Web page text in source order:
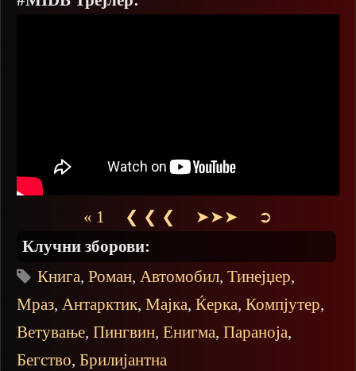
« 1 ❮ ❮ ❮ ➤➤➤
➲
Клучни зборови:
Книга, Роман, Автомобил, Тинејџер,
Мраз, Антарктик, Мајка, Ќерка, Компјутер,
Ветување, Пингвин, Енигма, Параноја,
Бегство, Брилијантна